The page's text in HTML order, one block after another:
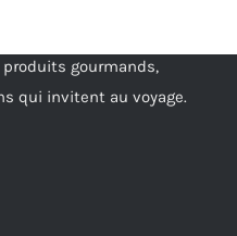
gourmands,
qui invitent au voyage.